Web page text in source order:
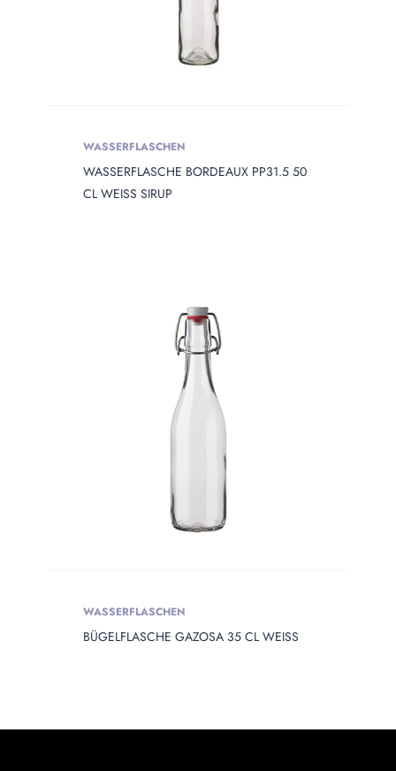
WASSERFLASCHEN
WASSERFLASCHE BORDEAUX PP31.5 50
CL WEISS SIRUP
WASSERFLASCHEN
BÜGELFLASCHE GAZOSA 35 CL WEISS